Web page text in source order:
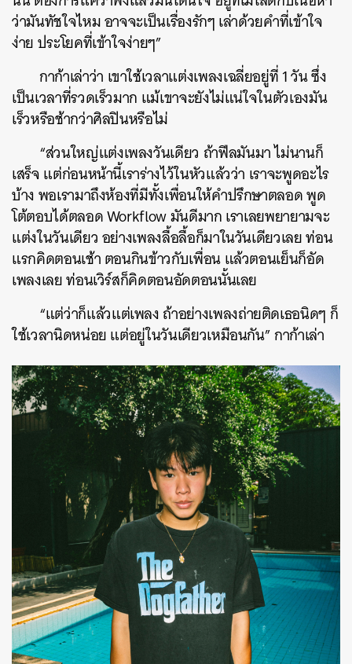
ว่ามันทัชใจไหม อาจจะเป็นเรื่องรักๆ เล่าด้วยคำที่เข้าใจ
ง่าย ประโยคที่เข้าใจง่ายๆ”
กาก้าเล่าว่า เขาใช้เวลาแต่งเพลงเฉลี่ยอยู่ที่ 1 วัน ซึ่ง
เป็นเวลาที่รวดเร็วมาก แม้เขาจะยังไม่แน่ใจในตัวเองมัน
เร็วหรือช้ากว่าศิลปินหรือไม่
“ส่วนใหญ่แต่งเพลงวันเดียว ถ้าฟีลมันมา ไม่นานก็
เสร็จ แต่ก่อนหน้านี้เราร่างไว้ในหัวแล้วว่า เราจะพูดอะไร
บ้าง พอเรามาถึงห้องที่มีทั้งเพื่อนให้คำปรึกษาตลอด พูด
โต้ตอบได้ตลอด Workflow มันดีมาก เราเลยพยายามจะ
แต่งในวันเดียว อย่างเพลงลื้อลื้อก็มาในวันเดียวเลย ท่อน
แรกคิดตอนเช้า ตอนกินข้าวกับเพื่อน แล้วตอนเย็นก็อัด
เพลงเลย ท่อนเวิร์สก็คิดตอนอัดตอนนั้นเลย
“แต่ว่าก็แล้วแต่เพลง ถ้าอย่างเพลงถ่ายติดเธอนิดๆ ก็
ใช้เวลานิดหน่อย แต่อยู่ในวันเดียวเหมือนกัน” กาก้าเล่า